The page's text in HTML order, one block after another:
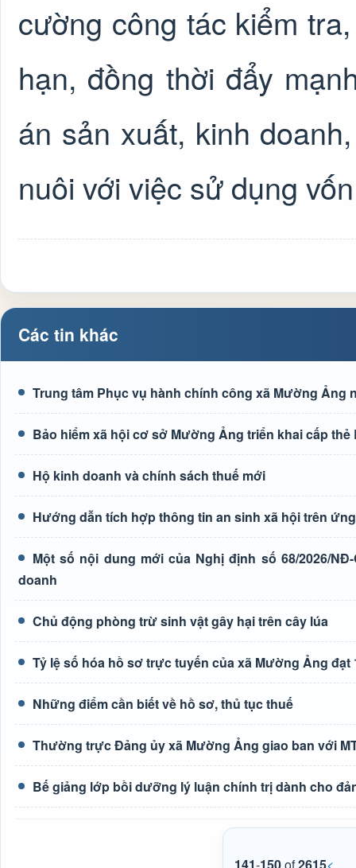
cường công tác kiểm
hạn, đồng thời đẩy
án sản xuất, kinh
nuôi với việc sử dụng
Các tin khác
Trung tâm Phục vụ hành chính công xã Mường Ảng
Bảo hiểm xã hội cơ sở Mường Ảng triển khai cấp thẻ
Hộ kinh doanh và chính sách thuế mới
Hướng dẫn tích hợp thông tin an sinh xã hội trên
Một số nội dung mới của Nghị định số 68/2026/
doanh
Chủ động phòng trừ sinh vật gây hại trên cây lúa
Tỷ lệ số hóa hồ sơ trực tuyến của xã Mường Ảng đạt
Những điểm cần biết về hồ sơ, thủ tục thuế
Thường trực Đảng ủy xã Mường Ảng giao ban với
Bế giảng lớp bồi dưỡng lý luận chính trị dành cho